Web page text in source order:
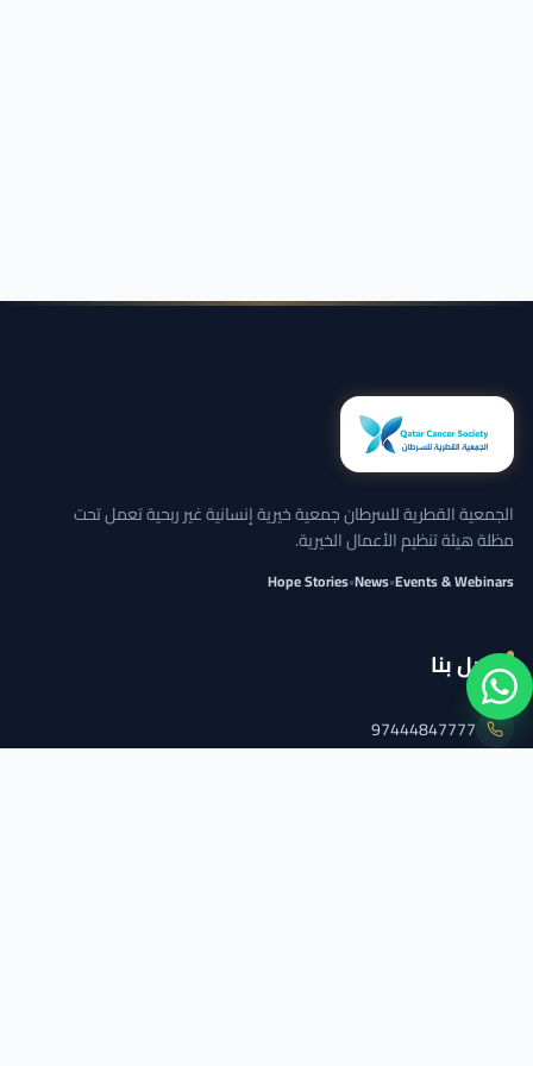
الجمعية القطرية للسرطان جمعية خيرية إنسانية غير ربحية تعمل تحت
مظلة هيئة تنظيم الأعمال الخيرية.
Events & Webinars
•
News
•
Hope Stories
اتصل بنا
97444847777